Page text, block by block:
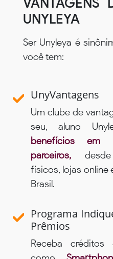
VANTAGENS
UNYLEYA
Ser Unyleya é
você tem:
UnyVantagens
Um clube de
seu, aluno
benefícios em
parceiros,
físicos, lojas online
Brasil.
Programa
Prêmios
Receba créditos